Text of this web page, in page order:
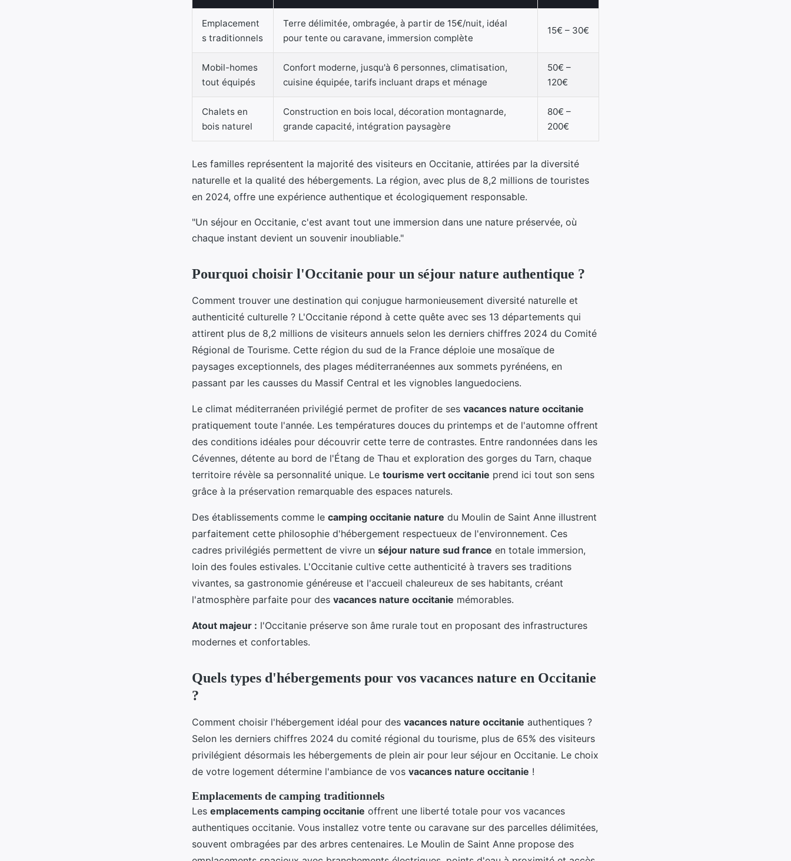
Emplacement
s traditionnels
Terre délimitée, ombragée, à partir de 15€/nuit, idéal
pour tente ou caravane, immersion complète
15€ – 30€
Mobil-homes
tout équipés
Confort moderne, jusqu'à 6 personnes, climatisation,
cuisine équipée, tarifs incluant draps et ménage
50€ –
120€
Chalets en
bois naturel
Construction en bois local, décoration montagnarde,
grande capacité, intégration paysagère
80€ –
200€
Les familles représentent la majorité des visiteurs en Occitanie, attirées par la diversité
naturelle et la qualité des hébergements. La région, avec plus de 8,2 millions de touristes
en 2024, offre une expérience authentique et écologiquement responsable.
"Un séjour en Occitanie, c'est avant tout une immersion dans une nature préservée, où
chaque instant devient un souvenir inoubliable."
Pourquoi choisir l'Occitanie pour un séjour nature authentique ?
Comment trouver une destination qui conjugue harmonieusement diversité naturelle et
authenticité culturelle ? L'Occitanie répond à cette quête avec ses 13 départements qui
attirent plus de 8,2 millions de visiteurs annuels selon les derniers chiffres 2024 du Comité
Régional de Tourisme. Cette région du sud de la France déploie une mosaïque de
paysages exceptionnels, des plages méditerranéennes aux sommets pyrénéens, en
passant par les causses du Massif Central et les vignobles languedociens.
Le climat méditerranéen privilégié permet de profiter de ses vacances nature occitanie
pratiquement toute l'année. Les températures douces du printemps et de l'automne offrent
des conditions idéales pour découvrir cette terre de contrastes. Entre randonnées dans les
Cévennes, détente au bord de l'Étang de Thau et exploration des gorges du Tarn, chaque
territoire révèle sa personnalité unique. Le tourisme vert occitanie prend ici tout son sens
grâce à la préservation remarquable des espaces naturels.
Des établissements comme le camping occitanie nature du Moulin de Saint Anne illustrent
parfaitement cette philosophie d'hébergement respectueux de l'environnement. Ces
cadres privilégiés permettent de vivre un séjour nature sud france en totale immersion,
loin des foules estivales. L'Occitanie cultive cette authenticité à travers ses traditions
vivantes, sa gastronomie généreuse et l'accueil chaleureux de ses habitants, créant
l'atmosphère parfaite pour des vacances nature occitanie mémorables.
Atout majeur : l'Occitanie préserve son âme rurale tout en proposant des infrastructures
modernes et confortables.
Quels types d'hébergements pour vos vacances nature en Occitanie
?
Comment choisir l'hébergement idéal pour des vacances nature occitanie authentiques ?
Selon les derniers chiffres 2024 du comité régional du tourisme, plus de 65% des visiteurs
privilégient désormais les hébergements de plein air pour leur séjour en Occitanie. Le choix
de votre logement détermine l'ambiance de vos vacances nature occitanie !
Emplacements de camping traditionnels
Les emplacements camping occitanie offrent une liberté totale pour vos vacances
authentiques occitanie. Vous installez votre tente ou caravane sur des parcelles délimitées,
souvent ombragées par des arbres centenaires. Le Moulin de Saint Anne propose des